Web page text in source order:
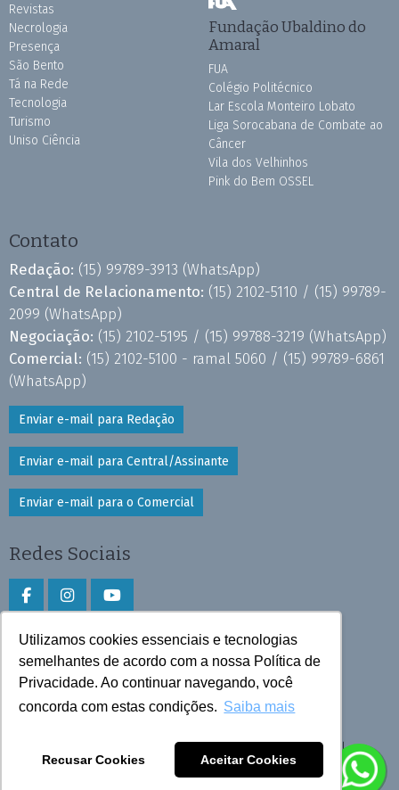
Utilizamos cookies essenciais e tecnologias
semelhantes de acordo com a nossa Política de
Privacidade. Ao continuar navegando, você
concorda com estas condições. Saiba mais
Recusar Cookies Aceitar Cookies
Revistas
Necrologia
Presença
São Bento
Tá na Rede
Tecnologia
Turismo
Uniso Ciência
Fundação Ubaldino do
Amaral
FUA
Colégio Politécnico
Lar Escola Monteiro Lobato
Liga Sorocabana de Combate ao
Câncer
Vila dos Velhinhos
Pink do Bem OSSEL
Contato
Redação: (15) 99789-3913 (WhatsApp)
Central de Relacionamento: (15) 2102-5110 / (15) 99789-
2099 (WhatsApp)
Negociação: (15) 2102-5195 / (15) 99788-3219 (WhatsApp)
Comercial: (15) 2102-5100 - ramal 5060 / (15) 99789-6861
(WhatsApp)
Enviar e-mail para Redação
Enviar e-mail para Central/Assinante
Enviar e-mail para o Comercial
Redes Sociais
Faça download do aplicativo
Play Store e App Store
Todos os direitos reservados © 2026 Cruzeiro do Sul